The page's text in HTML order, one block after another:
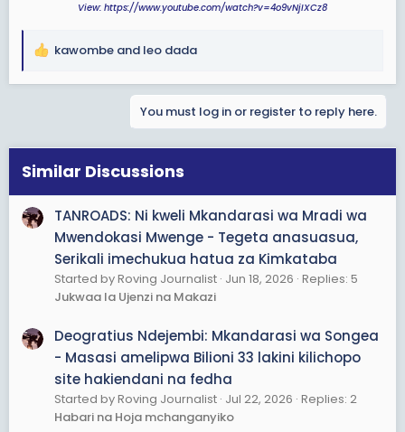
View: https://www.youtube.com/watch?v=4o9vNjIXCz8
R
i
o
:
kawombe and leo dada
You must log in or register to reply here.
Similar Discussions
TANROADS: Ni kweli Mkandarasi wa Mradi wa
Mwendokasi Mwenge - Tegeta anasuasua,
Serikali imechukua hatua za Kimkataba
Started by Roving Journalist Jun 18, 2026 Replies: 5
Jukwaa la Ujenzi na Makazi
Deogratius Ndejembi: Mkandarasi wa Songea
- Masasi amelipwa Bilioni 33 lakini kilichopo
site hakiendani na fedha
Started by Roving Journalist Jul 22, 2026 Replies: 2
Habari na Hoja mchanganyiko